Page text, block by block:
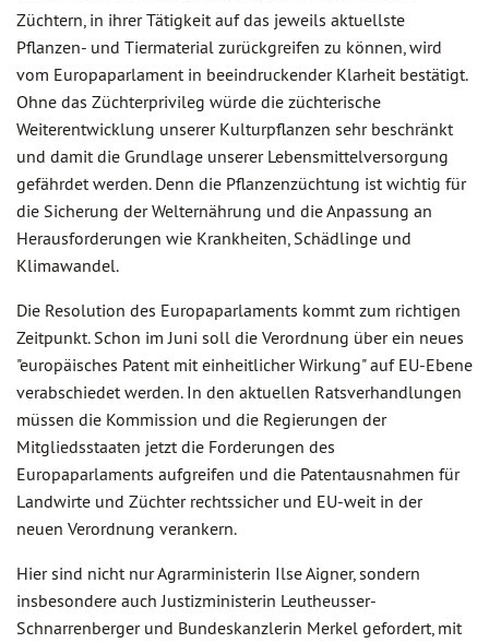
Züchtern, in ihrer Tätigkeit auf das jeweils aktuellste
Pflanzen- und Tiermaterial zurückgreifen zu können, wird
vom Europaparlament in beeindruckender Klarheit bestätigt.
Ohne das Züchterprivileg würde die züchterische
Weiterentwicklung unserer Kulturpflanzen sehr beschränkt
und damit die Grundlage unserer Lebensmittelversorgung
gefährdet werden. Denn die Pflanzenzüchtung ist wichtig für
die Sicherung der Welternährung und die Anpassung an
Herausforderungen wie Krankheiten, Schädlinge und
Klimawandel.
Die Resolution des Europaparlaments kommt zum richtigen
Zeitpunkt. Schon im Juni soll die Verordnung über ein neues
"europäisches Patent mit einheitlicher Wirkung" auf EU-Ebene
verabschiedet werden. In den aktuellen Ratsverhandlungen
müssen die Kommission und die Regierungen der
Mitgliedsstaaten jetzt die Forderungen des
Europaparlaments aufgreifen und die Patentausnahmen für
Landwirte und Züchter rechtssicher und EU-weit in der
neuen Verordnung verankern.
Hier sind nicht nur Agrarministerin Ilse Aigner, sondern
insbesondere auch Justizministerin Leutheusser-
Schnarrenberger und Bundeskanzlerin Merkel gefordert, mit